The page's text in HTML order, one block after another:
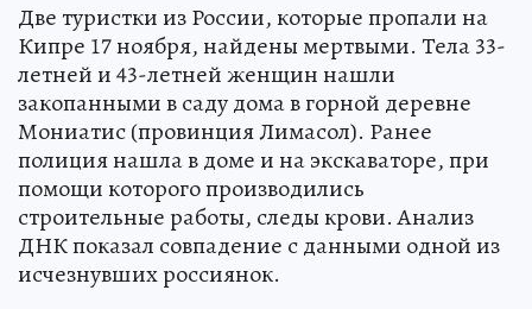
Две туристки из России, которые пропали на
Кипре 17 ноября, найдены мертвыми. Тела 33-
летней и 43-летней женщин нашли
закопанными в саду дома в горной деревне
Мониатис (провинция Лимасол). Ранее
полиция нашла в доме и на экскаваторе, при
помощи которого производились
строительные работы, следы крови. Анализ
ДНК показал совпадение с данными одной из
исчезнувших россиянок.